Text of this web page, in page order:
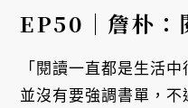
EP50｜詹朴：
「閱讀一直都是生活
並沒有要強調書單，